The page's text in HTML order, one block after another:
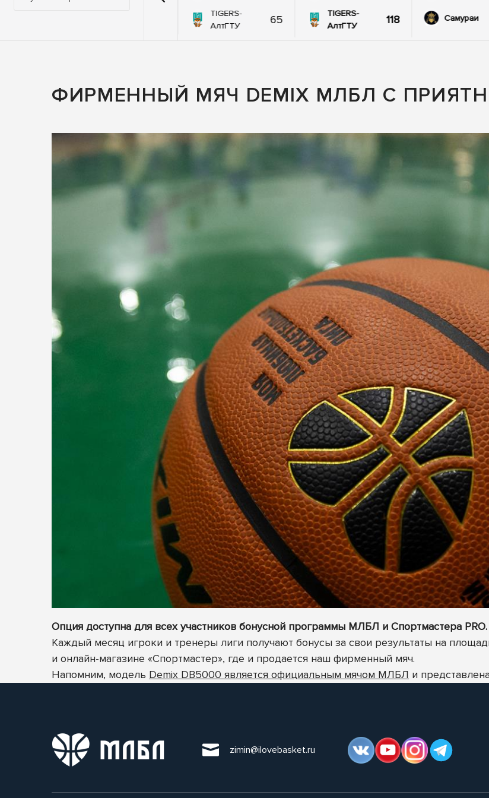
TIGERS-
АлтГТУ
65
TIGERS-
АлтГТУ
118 Самураи
ФИРМЕННЫЙ МЯЧ DEMIX МЛБЛ С
Опция доступна для всех участников бонусной программы МЛБЛ и Спортмастера PRO.
Каждый месяц игроки и тренеры лиги получают бонусы за свои результаты на
и онлайн-магазине «Спортмастер», где и продается наш фирменный мяч.
Напомним, модель Demix DB5000 является официальным мячом МЛБЛ и
zimin@ilovebasket.ru